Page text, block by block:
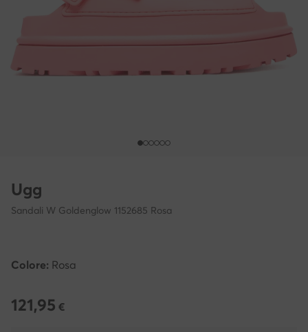
Ugg
Sandali W Goldenglow 1152685 Rosa
Colore: Rosa
121,95 €
121,95 €